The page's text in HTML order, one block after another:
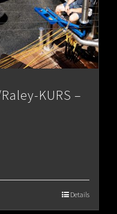
KURS –
Details